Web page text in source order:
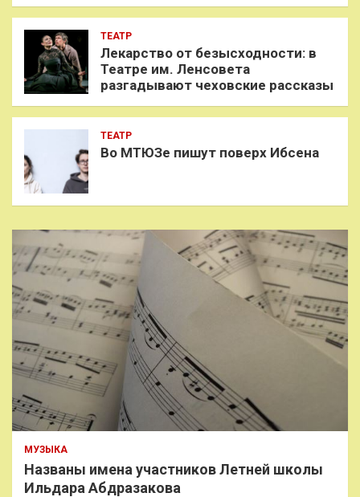
ТЕАТР
Лекарство от безысходности: в
Театре им. Ленсовета
разгадывают чеховские рассказы
ТЕАТР
Во МТЮЗе пишут поверх Ибсена
МУЗЫКА
Названы имена участников Летней школы
Ильдара Абдразакова